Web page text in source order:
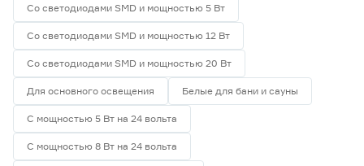
Со светодиодами SMD и мощностью 5 Вт
Со светодиодами SMD и мощностью 12 Вт
Со светодиодами SMD и мощностью 20 Вт
Для основного освещения Белые для бани и сауны
С мощностью 5 Вт на 24 вольта
С мощностью 8 Вт на 24 вольта